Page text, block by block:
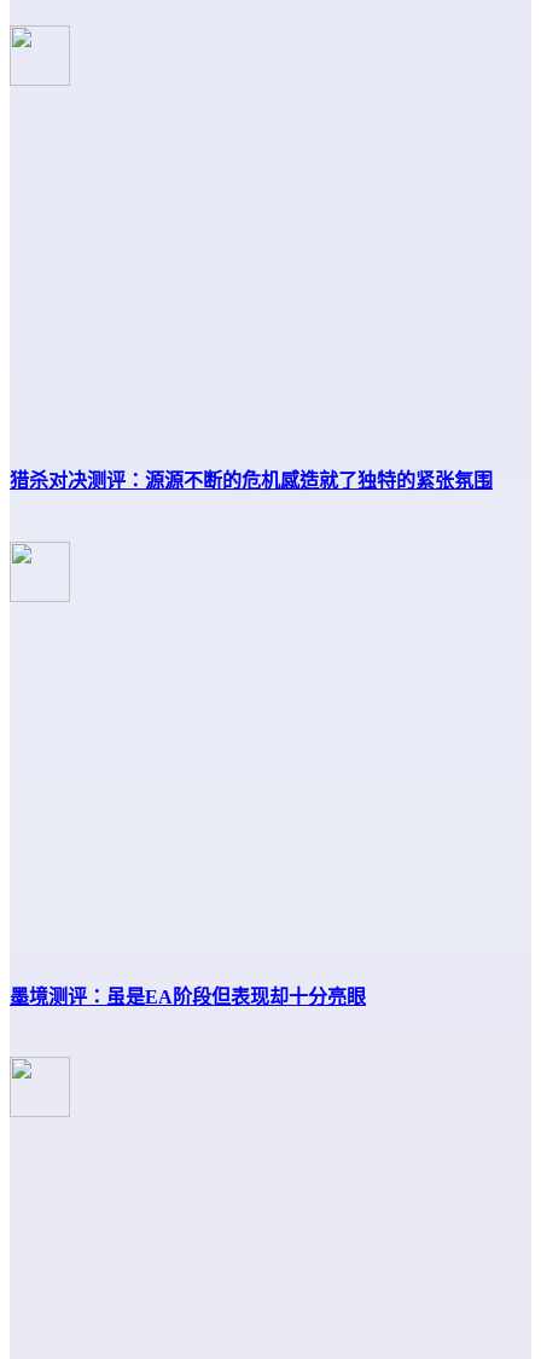
猎杀对决测评：源源不断的危机感造就了独特的紧张氛围
墨境测评：虽是EA阶段但表现却十分亮眼